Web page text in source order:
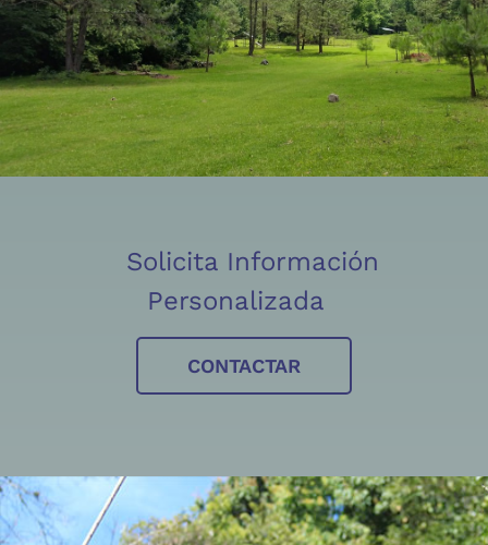
Solicita Información
Personalizada
CONTACTAR